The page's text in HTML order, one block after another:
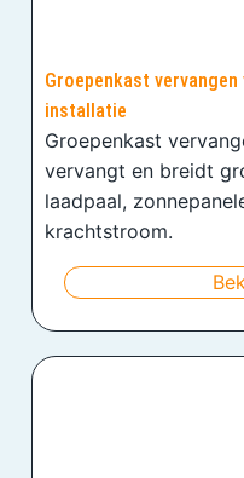
Groepenkast
installatie
Groepenkast
vervangt en breidt
laadpaal,
krachtstroom.